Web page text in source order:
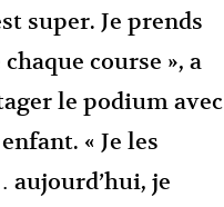
super. Je prends
course », a
le podium avec
« Je les
aujourd’hui, je